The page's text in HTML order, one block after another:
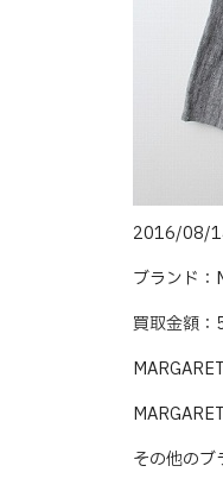
2016/08/
ブランド：
買取金額
その他のブ